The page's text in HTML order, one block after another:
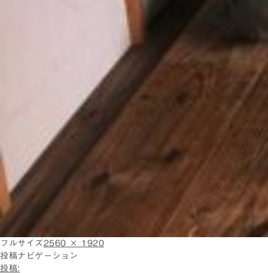
フルサイズ2560 × 1920
投稿ナビゲーション
投稿: